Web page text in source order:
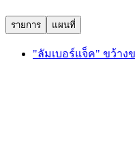
รายการ แผนที่
"ลัมเบอร์แจ็ค" ขว้า